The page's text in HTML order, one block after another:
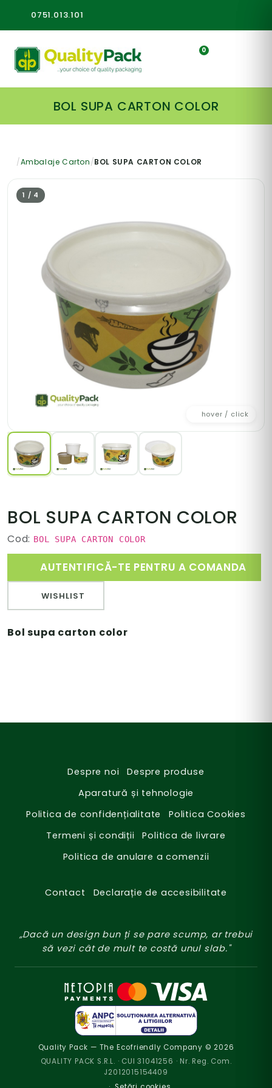
0751.013.101
0
BOL SUPA CARTON COLOR
/Ambalaje Carton/BOL SUPA CARTON COLOR
1 / 4
hover / click
BOL SUPA CARTON COLOR
Cod: BOL SUPA CARTON COLOR
AUTENTIFICĂ-TE PENTRU A COMANDA
WISHLIST
Bol supa carton color
Despre noi
Despre produse
Aparatură și tehnologie
Politica de confidențialitate
Politica Cookies
Termeni și condiții
Politica de livrare
Politica de anulare a comenzii
Contact Declarație de accesibilitate
„Dacă un design bun ți se pare scump, ar trebui
să vezi cât de mult te costă unul slab."
Quality Pack — The Ecofriendly Company © 2026
QUALITY PACK S.R.L. · CUI 31041256 · Nr. Reg. Com.
J2012015154409